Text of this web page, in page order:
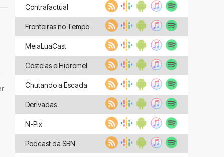
Contrafactual
Fronteiras no Tempo
MeiaLuaCast
Costelas e Hidromel
Chutando a Escada
Derivadas
N-Pix
Podcast da SBN